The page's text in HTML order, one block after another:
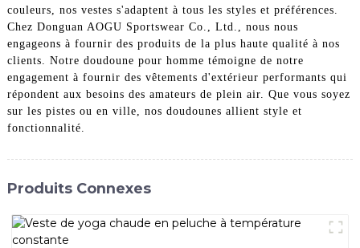
couleurs, nos vestes s'adaptent à tous les styles et préférences.
Chez Donguan AOGU Sportswear Co., Ltd., nous nous
engageons à fournir des produits de la plus haute qualité à nos
clients. Notre doudoune pour homme témoigne de notre
engagement à fournir des vêtements d'extérieur performants qui
répondent aux besoins des amateurs de plein air. Que vous soyez
sur les pistes ou en ville, nos doudounes allient style et
fonctionnalité.
Produits Connexes